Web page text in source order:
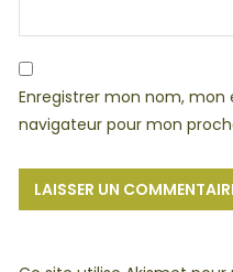
Enregistrer mon nom,
navigateur pour mon